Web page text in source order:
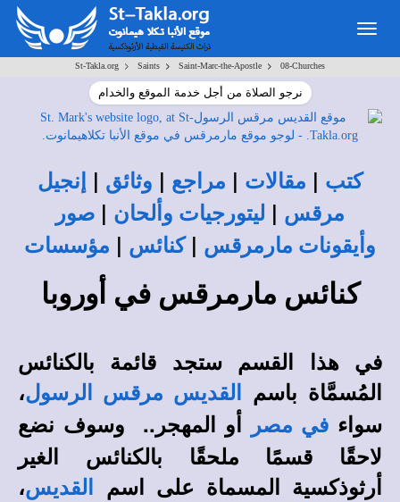
St-Takla.org > Saints > Saint-Marc-the-Apostle > 08-Churches
نرجو الصلاة من أجل خدمة الموقع والخدام
كتب | مقالات | مراجع | وثائق |
إنجيل
مرقس | ليتورجيات وألحان | صور
وأيقونات مارمرقس |كنائس | مؤسسات
كنائس مارمرقس في أوروبا
في هذا القسم ستجد قائمة بالكنائس
المُسمَّاة باسم
القديس مرقس الرسول،
سواء في مصر
أو المهجر.. وسوف نضع
لاحقًا قسمًا ملحقًا بالكنائس الغير
أرثوذكسية المسماة على اسم
القديس،